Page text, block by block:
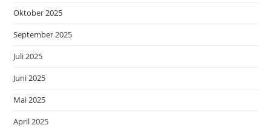
Oktober 2025
September 2025
Juli 2025
Juni 2025
Mai 2025
April 2025